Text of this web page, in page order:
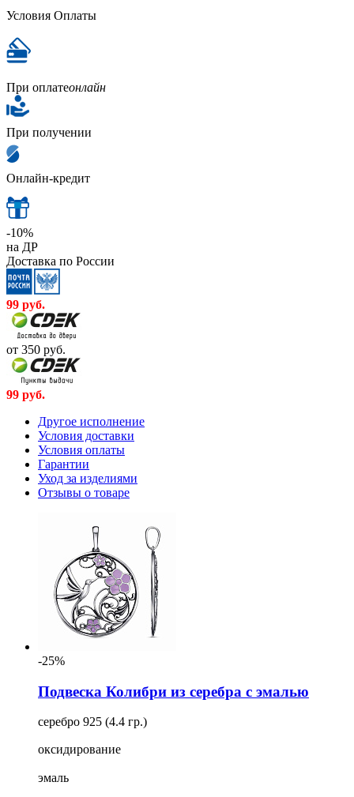
Условия Оплаты
При оплатеонлайн
При получении
Онлайн-кредит
-10%
на ДР
Доставка по России
99 руб.
от 350 руб.
99 руб.
Другое исполнение
Условия доставки
Условия оплаты
Гарантии
Уход за изделиями
Отзывы о товаре
-25%
Подвеска Колибри из серебра с эмалью
серебро 925 (4.4 гр.)
оксидирование
эмаль